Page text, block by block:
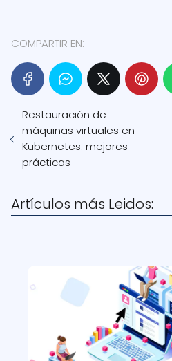
COMPARTIR EN:
Restauración de
máquinas virtuales en
Kubernetes: mejores
prácticas
Artículos más Leidos: